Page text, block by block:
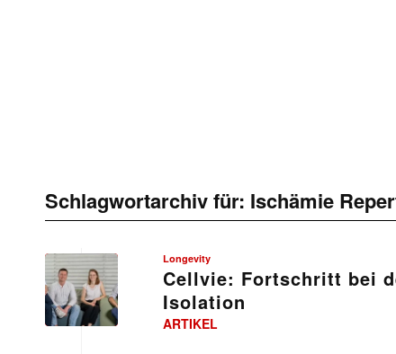
Schlagwortarchiv für: Ischämie
Longevity
Cellvie: Fortschritt bei
Isolation
ARTIKEL